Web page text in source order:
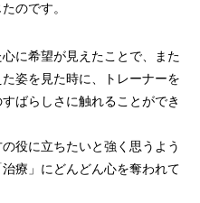
のです。
に希望が見えたことで、また
姿を見た時に、トレーナーを
ばらしさに触れることができ
役に立ちたいと強く思うよう
療」にどんどん心を奪われて